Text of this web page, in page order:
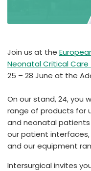
Join us at the
Neonatal Critical Care
25 – 28 June at the
On our stand, 24, you
range of products for
and neonatal patients
our patient
and our equipment
Intersurgical invites